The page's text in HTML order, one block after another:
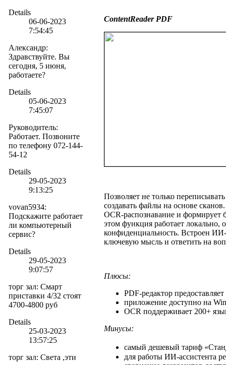
Details
06-06-2023
7:54:45
Александр:
Здравствуйте. Вы
сегодня, 5 июня,
работаете?
Details
05-06-2023
7:45:07
Руководитель:
Работает. Позвоните
по телефону 072-144-
54-12
Details
29-05-2023
9:13:25
vovan5934:
Подскажите работает
ли компьютерный
сервис?
Details
29-05-2023
9:07:57
торг зал: Смарт
приставки 4/32 стоят
4700-4800 руб
Details
25-03-2023
13:57:25
торг зал: Света ,эти
ContentReader PDF
Позволяет не только
создавать файлы на основе
OCR-распознавание и
этом функция работает локально,
конфиденциальность. Встроен
ключевую мысль и ответить на
Плюсы:
PDF-редактор
приложение доступно на
OCR поддерживает 200+
Минусы:
самый дешевый тариф
для работы ИИ-ассистента